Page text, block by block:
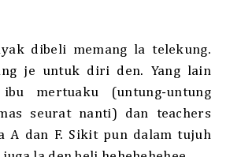
dibeli memang la telekung.
je untuk diri den. Yang lain
mertuaku (untung-untung
seurat nanti) dan teachers
A dan F. Sikit pun dalam tujuh